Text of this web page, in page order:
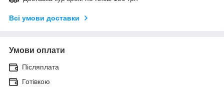
Всі умови доставки
Умови оплати
Післяплата
Готівкою